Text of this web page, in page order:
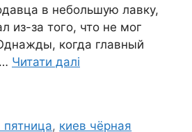
в небольшую лавку,
из-за того, что не мог
когда главный
Читати далі
, киев чёрная